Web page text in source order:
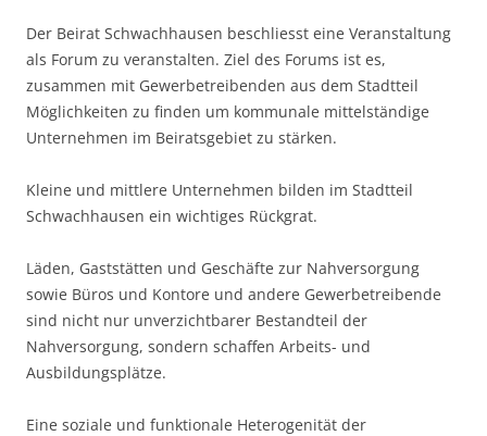
Der Beirat Schwachhausen beschliesst eine Veranstaltung
als Forum zu veranstalten. Ziel des Forums ist es,
zusammen mit Gewerbetreibenden aus dem Stadtteil
Möglichkeiten zu finden um kommunale mittelständige
Unternehmen im Beiratsgebiet zu stärken.
Kleine und mittlere Unternehmen bilden im Stadtteil
Schwachhausen ein wichtiges Rückgrat.
Läden, Gaststätten und Geschäfte zur Nahversorgung
sowie Büros und Kontore und andere Gewerbetreibende
sind nicht nur unverzichtbarer Bestandteil der
Nahversorgung, sondern schaffen Arbeits- und
Ausbildungsplätze.
Eine soziale und funktionale Heterogenität der